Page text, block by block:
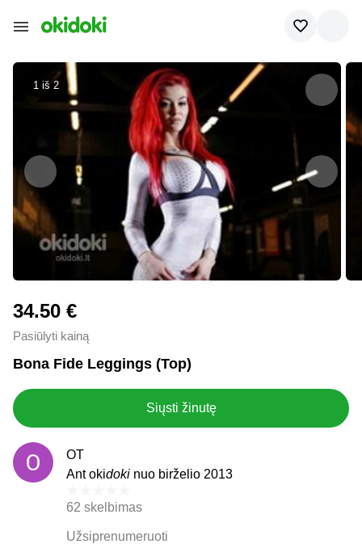
1 iš 2
34.50 €
Pasiūlyti kainą
Bona Fide Leggings (Top)
Siųsti žinutę
OT
Ant okidoki nuo birželio 2013
62 skelbimas
Užsiprenumeruoti